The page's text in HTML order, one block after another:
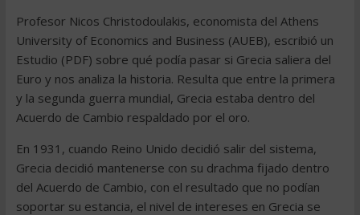
Profesor Nicos Christodoulakis, economista del Athens
University of Economics and Business (AUEB), escribió un
Estudio (PDF) sobre qué podía pasar si Grecia saliera del
Euro y nos analiza la historia. Resulta que entre la primera
y la segunda guerra mundial, Grecia estaba dentro del
Acuerdo de Cambio respaldado por el oro.
En 1931, cuando Reino Unido decidió salir del sistema,
Grecia decidió mantenerse con su drachma fijado dentro
del Acuerdo de Cambio, con el resultado que no podían
soportar su estancia, el nivel de intereses en Grecia se